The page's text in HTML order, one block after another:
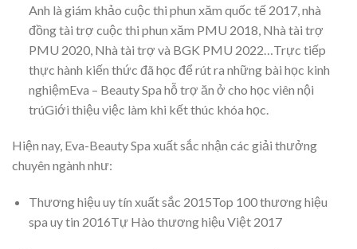
Anh là giám khảo cuộc thi phun xăm quốc tế 2017, nhà
đồng tài trợ cuộc thi phun xăm PMU 2018, Nhà tài trợ
PMU 2020, Nhà tài trợ và BGK PMU 2022…Trực tiếp
thực hành kiến thức đã học để rút ra những bài học kinh
nghiệmEva – Beauty Spa hỗ trợ ăn ở cho học viên nội
trúGiới thiệu việc làm khi kết thúc khóa học.
Hiện nay, Eva-Beauty Spa xuất sắc nhận các giải thưởng
chuyên ngành như:
Thương hiệu uy tín xuất sắc 2015Top 100 thương hiệu
spa uy tin 2016Tự Hào thương hiệu Việt 2017